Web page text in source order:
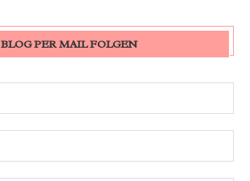
BLOG PER MAIL FOLGEN